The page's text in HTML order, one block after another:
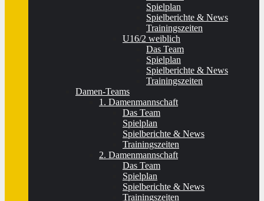
Spielplan
Spielberichte & News
Trainingszeiten
U16/2 weiblich
Das Team
Spielplan
Spielberichte & News
Trainingszeiten
Damen-Teams
1. Damenmannschaft
Das Team
Spielplan
Spielberichte & News
Trainingszeiten
2. Damenmannschaft
Das Team
Spielplan
Spielberichte & News
Trainingszeiten